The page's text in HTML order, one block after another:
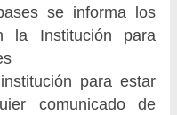
se informa los
la Institución para
para estar
comunicado de